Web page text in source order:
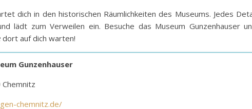
dich in den historischen Räumlichkeiten des Museums. Jedes
lädt zum Verweilen ein. Besuche das Museum Gunzenhauser
dort auf dich warten!
Gunzenhauser
chemnitz.de/